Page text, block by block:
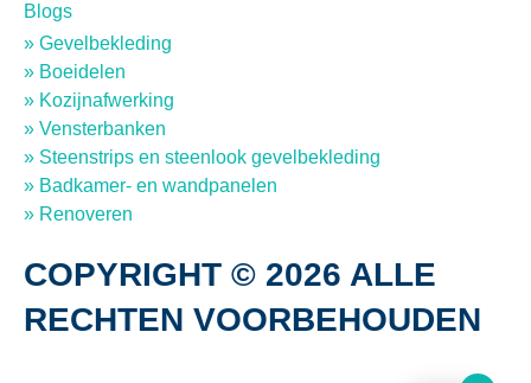
Blogs
» Gevelbekleding
» Boeidelen
» Kozijnafwerking
» Vensterbanken
» Steenstrips en steenlook gevelbekleding
» Badkamer- en wandpanelen
» Renoveren
COPYRIGHT © 2026 ALLE
RECHTEN VOORBEHOUDEN